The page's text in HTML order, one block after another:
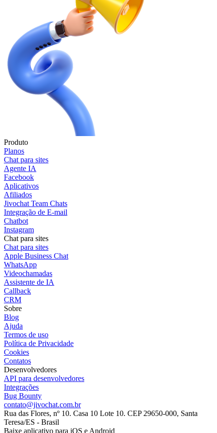
Produto
Planos
Chat para sites
Agente IA
Facebook
Aplicativos
Afiliados
Jivochat Team Chats
Integração de E-mail
Chatbot
Instagram
Chat para sites
Chat para sites
Apple Business Chat
WhatsApp
Videochamadas
Assistente de IA
Callback
CRM
Sobre
Blog
Ajuda
Termos de uso
Política de Privacidade
Cookies
Contatos
Desenvolvedores
API para desenvolvedores
Integrações
Bug Bounty
contato@jivochat.com.br
Rua das Flores, nº 10. Casa 10 Lote 10. CEP 29650-000, Santa
Teresa/ES - Brasil
Baixe aplicativo para iOS e Android